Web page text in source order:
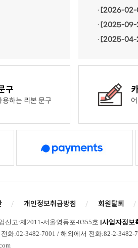
· [2026-02-
· [2025-09-
· [2025-04-
구
용하는 리본 문구
개인정보취급방침 회원탈퇴
신고:제2011-서울영등포-0355호 [사업자정보
화:02-3482-7001 / 해외에서 전화:82-2-3482-